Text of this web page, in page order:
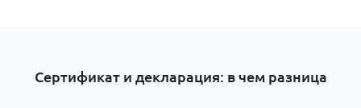
Сертификат и декларация: в чем разница